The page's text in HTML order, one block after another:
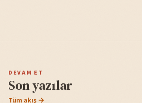
DEVAM ET
Son yazılar
Tüm akış →